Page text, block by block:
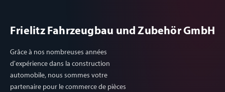
Frielitz Fahrzeugbau und Zubehör GmbH
Grâce à nos nombreuses années
d'expérience dans la construction
automobile, nous sommes votre
partenaire pour le commerce de pièces